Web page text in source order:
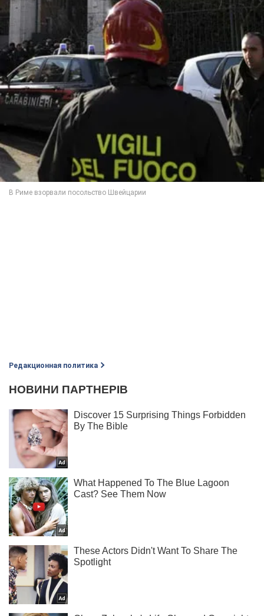
Редакционная политика